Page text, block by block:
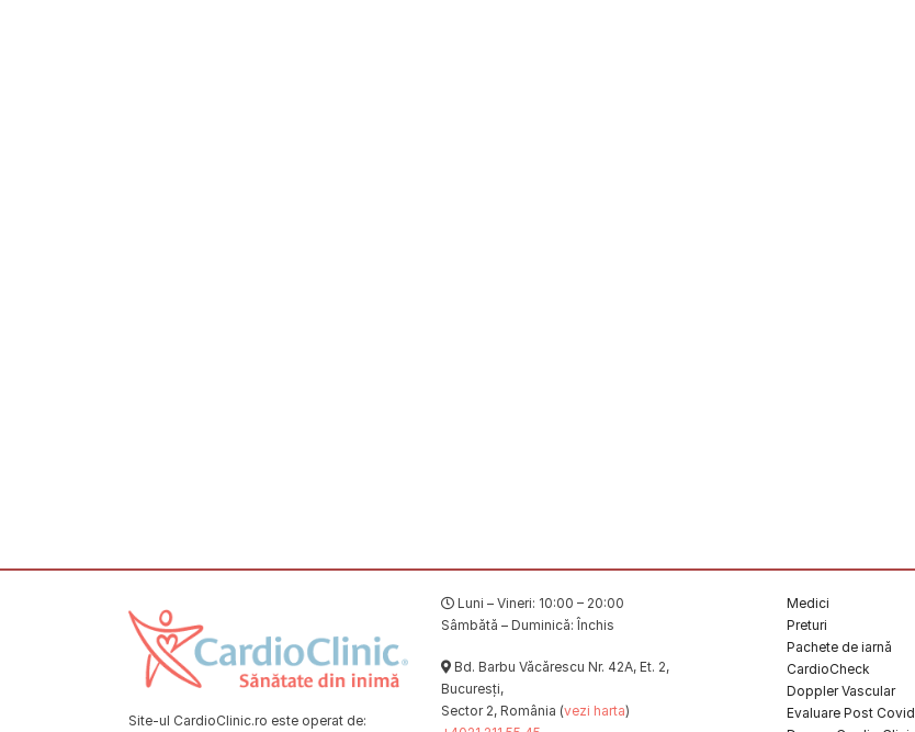
Site-ul CardioClinic.ro este operat de:
Luni – Vineri: 10:00 – 20:00
Sâmbătă – Duminică: Închis
Bd. Barbu Văcărescu Nr. 42A, Et. 2,
Bucuresți,
Sector 2, România (vezi harta)
Medici
Preturi
Pachete de iarnă
CardioCheck
Doppler Vascular
Evaluare Post Covid